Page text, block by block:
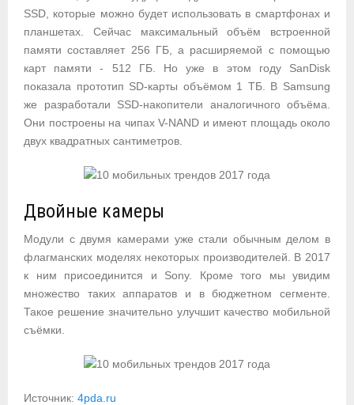
SSD, которые можно будет использовать в смартфонах и
планшетах. Сейчас максимальный объём встроенной
памяти составляет 256 ГБ, а расширяемой с помощью
карт памяти - 512 ГБ. Но уже в этом году SanDisk
показала прототип SD-карты объёмом 1 ТБ. В Samsung
же разработали SSD-накопители аналогичного объёма.
Они построены на чипах V-NAND и имеют площадь около
двух квадратных сантиметров.
Двойные камеры
Модули с двумя камерами уже стали обычным делом в
флагманских моделях некоторых производителей. В 2017
к ним присоединится и Sony. Кроме того мы увидим
множество таких аппаратов и в бюджетном сегменте.
Такое решение значительно улучшит качество мобильной
съёмки.
Источник: 4pda.ru